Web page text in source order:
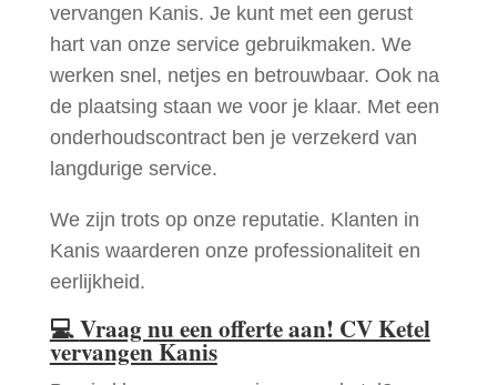
vervangen Kanis. Je kunt met een gerust
hart van onze service gebruikmaken. We
werken snel, netjes en betrouwbaar. Ook na
de plaatsing staan we voor je klaar. Met een
onderhoudscontract ben je verzekerd van
langdurige service.
We zijn trots op onze reputatie. Klanten in
Kanis waarderen onze professionaliteit en
eerlijkheid.
💻Vraag nu een offerte aan! CV Ketel
vervangen Kanis